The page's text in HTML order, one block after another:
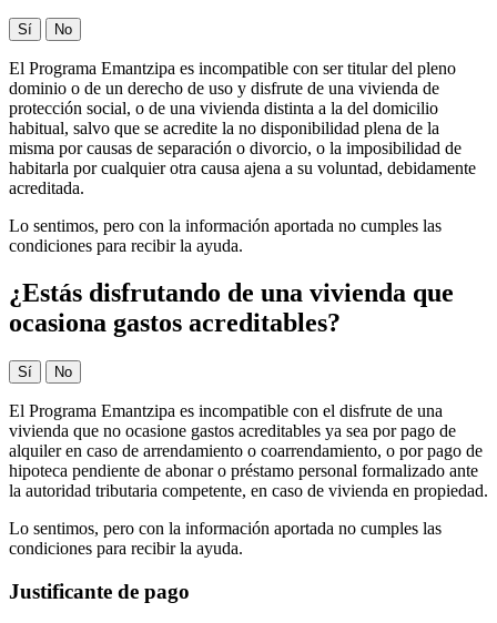
Sí No
El Programa Emantzipa es incompatible con ser titular del pleno
dominio o de un derecho de uso y disfrute de una vivienda de
protección social, o de una vivienda distinta a la del domicilio
habitual, salvo que se acredite la no disponibilidad plena de la
misma por causas de separación o divorcio, o la imposibilidad de
habitarla por cualquier otra causa ajena a su voluntad, debidamente
acreditada.
Lo sentimos, pero con la información aportada no cumples las
condiciones para recibir la ayuda.
¿Estás disfrutando de una vivienda que
ocasiona gastos acreditables?
Sí No
El Programa Emantzipa es incompatible con el disfrute de una
vivienda que no ocasione gastos acreditables ya sea por pago de
alquiler en caso de arrendamiento o coarrendamiento, o por pago de
hipoteca pendiente de abonar o préstamo personal formalizado ante
la autoridad tributaria competente, en caso de vivienda en propiedad.
Lo sentimos, pero con la información aportada no cumples las
condiciones para recibir la ayuda.
Justificante de pago